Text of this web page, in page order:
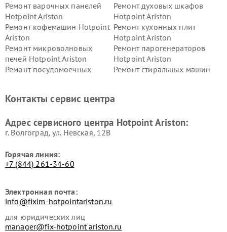
Ремонт варочных панелей
Hotpoint Ariston
Ремонт духовых шкафов
Hotpoint Ariston
Ремонт кофемашин Hotpoint
Ariston
Ремонт кухонных плит
Hotpoint Ariston
Ремонт микроволновых
печей Hotpoint Ariston
Ремонт парогенераторов
Hotpoint Ariston
Ремонт посудомоечных
Ремонт стиральных машин
Hotpoint Ariston
Hotpoint Ariston
Ariston
Hotpoint Ariston
Контакты сервис центра
Адрес сервисного центра Hotpoint Ariston:
г. Волгоград, ул. Невская, 12В
Горячая линия:
+7 (844) 261-34-60
Электронная почта:
info@fixim-hotpointariston.ru
для юридических лиц
manager@fix-hotpoint ariston.ru